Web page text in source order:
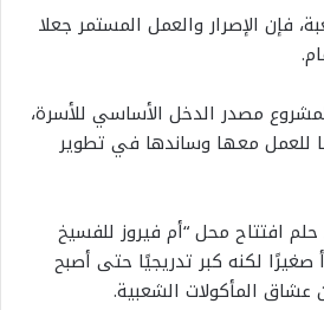
فإن الإصرار والعمل المستمر جعلا
مصدر الدخل الأساسي للأسرة،
للعمل معها وساندها في تطوير
2023 تحقق حلم افتتاح محل “أم فيروز للفسيخ
صغيرًا لكنه كبر تدريجيًا حتى أصبح
المأكولات الشعبية.